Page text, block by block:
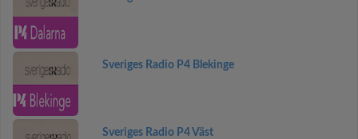
Sveriges Radio P4 Blekinge
Sveriges Radio P4 Väst